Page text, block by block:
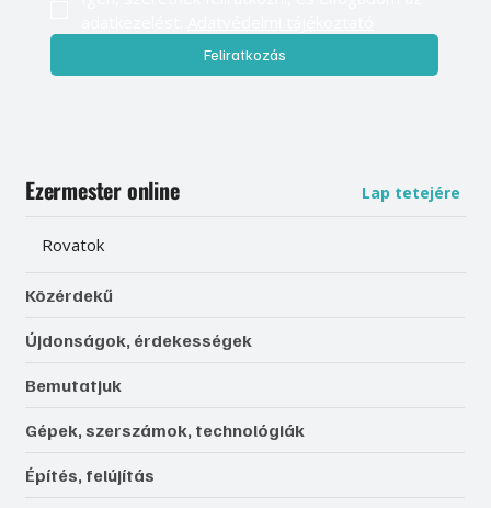
Feliratkozás
Ezermester online Lap tetejére
Rovatok
Közérdekű
Újdonságok, érdekességek
Bemutatjuk
Gépek, szerszámok, technológiák
Építés, felújítás